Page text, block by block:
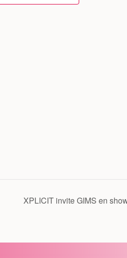
XPLICIT invite GIMS en